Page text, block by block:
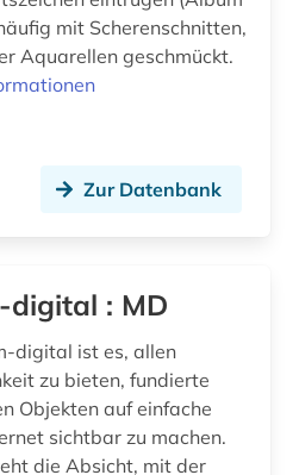
mit Scherenschnitten,
Aquarellen geschmückt.
Zur Datenbank
digital : MD
digital ist es, allen
zu bieten, fundierte
Objekten auf einfache
sichtbar zu machen.
die Absicht, mit der